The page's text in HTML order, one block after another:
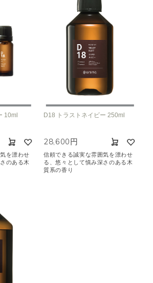
ル
ィック専用オイル
眠り
マインドフルネス
※一つお選びください
和
10ml
を漂わせ
のある木
D18 トラストネイビー 250ml
28,600円
信頼できる誠実な雰囲気を漂わせ
る、悠々として慎み深さのある木
質系の香り